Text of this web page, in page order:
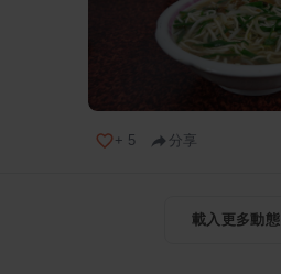
+ 5 分享
載入更多動態